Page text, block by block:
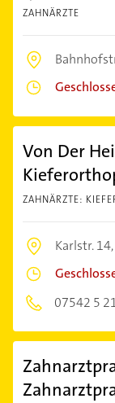
ZAHNÄRZTE
Von Der
ZAHNÄRZTE:
Karlstr. 14,
07542 5